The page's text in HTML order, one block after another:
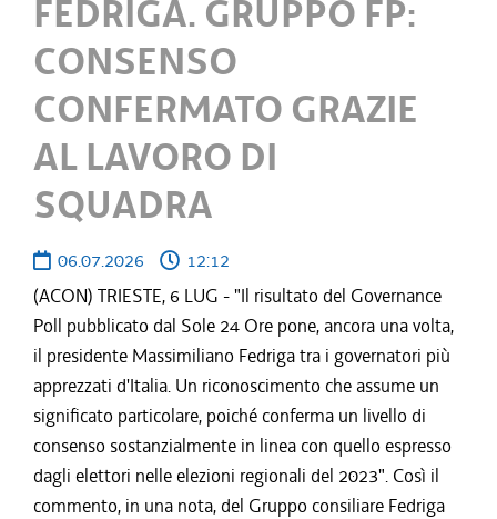
FEDRIGA. GRUPPO FP:
CONSENSO
CONFERMATO GRAZIE
AL LAVORO DI
SQUADRA
06.07.2026
12:12
(ACON) TRIESTE, 6 LUG - "Il risultato del Governance
Poll pubblicato dal Sole 24 Ore pone, ancora una volta,
il presidente Massimiliano Fedriga tra i governatori più
apprezzati d'Italia. Un riconoscimento che assume un
significato particolare, poiché conferma un livello di
consenso sostanzialmente in linea con quello espresso
dagli elettori nelle elezioni regionali del 2023". Così il
commento, in una nota, del Gruppo consiliare Fedriga